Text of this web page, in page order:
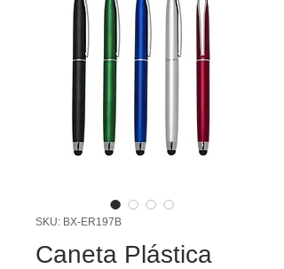
SKU: BX-ER197B
Caneta Plástica